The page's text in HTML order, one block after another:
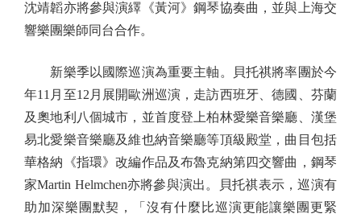
沈靖韜亦將參與演繹《黃河》鋼琴協奏曲，並與上海交
響樂團樂師同台合作。
新樂季以國際巡演為重要主軸。貝托祺將率團於今
年11月至12月展開歐洲巡演，走訪西班牙、德國、芬蘭
及奧地利八個城市，並首度登上柏林愛樂音樂廳、漢堡
易北愛樂音樂廳及維也納音樂廳等頂級殿堂，曲目包括
華格納《指環》改編作品及布魯克納第四交響曲，鋼琴
家Martin Helmchen亦將參與演出。貝托祺表示，巡演有
助加深樂團默契，「沒有什麼比巡演更能讓樂團更緊